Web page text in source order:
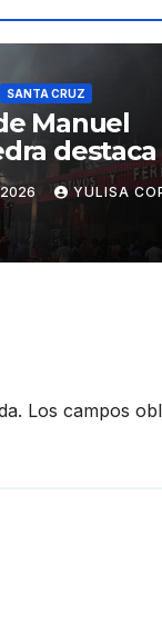
SANTA CRUZ
Manuel
destaca
en
Lindo
YULISA
Los campos